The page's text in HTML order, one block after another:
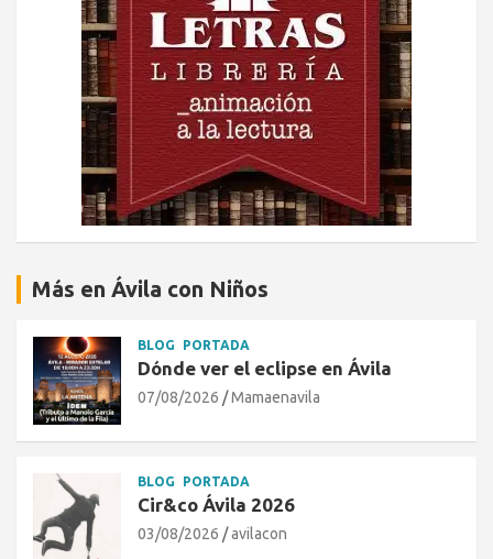
Más en Ávila con Niños
BLOG PORTADA
Dónde ver el eclipse en Ávila
07/08/2026 Mamaenavila
BLOG PORTADA
Cir&co Ávila 2026
03/08/2026 avilacon